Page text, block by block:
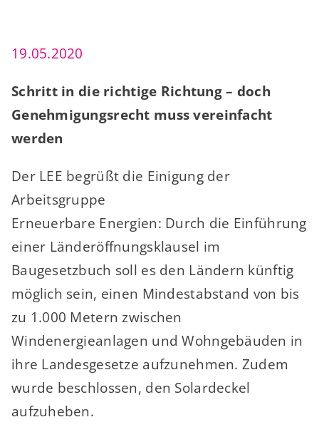
19.05.2020
Schritt in die richtige Richtung – doch
Genehmigungsrecht muss vereinfacht
werden
Der LEE begrüßt die Einigung der
Arbeitsgruppe
Erneuerbare Energien: Durch die Einführung
einer Länderöffnungsklausel im
Baugesetzbuch soll es den Ländern künftig
möglich sein, einen Mindestabstand von bis
zu 1.000 Metern zwischen
Windenergieanlagen und Wohngebäuden in
ihre Landesgesetze aufzunehmen. Zudem
wurde beschlossen, den Solardeckel
aufzuheben.